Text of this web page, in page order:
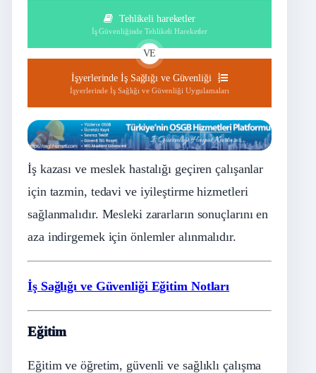
Tehlikeli hareketler
İş Güvenliğinde Tehlikeli Hareketler
VE
İşyerlerinde İş Sağlığı ve Güvenliği
İşyerlerinde İş Sağlığı ve Güvenliği Uygulamaları
İş kazası ve meslek hastalığı geçiren çalışanlar
için tazmin, tedavi ve iyileştirme hizmetleri
sağlanmalıdır. Mesleki zararların sonuçlarını en
aza indirgemek için önlemler alınmalıdır.
İş Sağlığı ve Güvenliği Eğitim Notları
Eğitim
Eğitim ve öğretim, güvenli ve sağlıklı çalışma